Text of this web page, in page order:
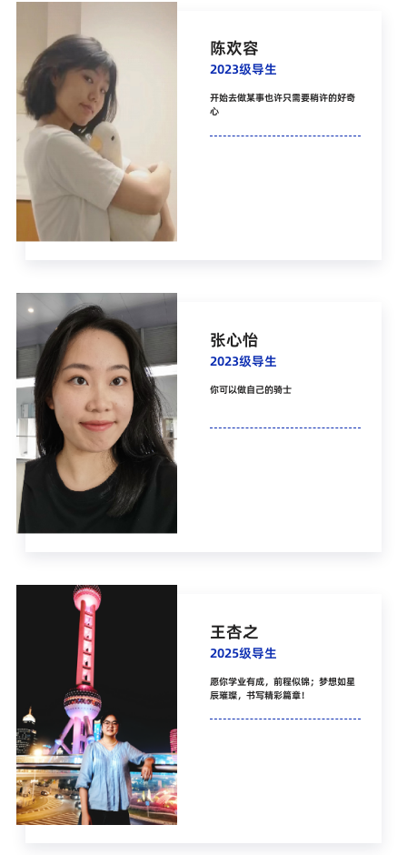
陈欢容
2023级导生
开始去做某事也许只需要稍许的好奇
心
张心怡
2023级导生
你可以做自己的骑士
王杏之
2025级导生
愿你学业有成，前程似锦；梦想如星
辰璀璨，书写精彩篇章！